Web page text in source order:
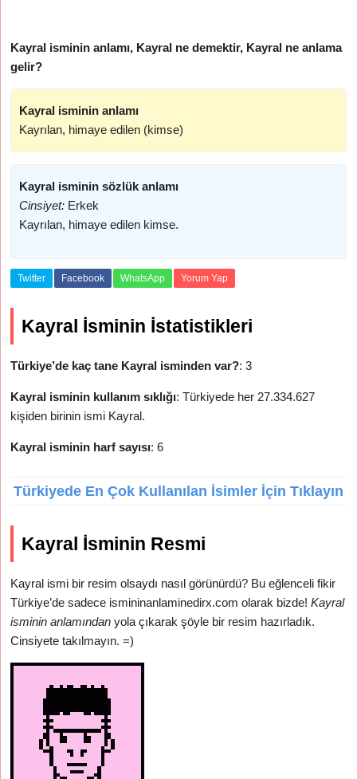
Kayral isminin anlamı, Kayral ne demektir, Kayral ne anlama
gelir?
Kayral isminin anlamı
Kayrılan, himaye edilen (kimse)
Kayral isminin sözlük anlamı
Cinsiyet: Erkek
Kayrılan, himaye edilen kimse.
Twitter Facebook WhatsApp Yorum Yap
Kayral İsminin İstatistikleri
Türkiye’de kaç tane Kayral isminden var?: 3
Kayral isminin kullanım sıklığı: Türkiyede her 27.334.627
kişiden birinin ismi Kayral.
Kayral isminin harf sayısı: 6
Türkiyede En Çok Kullanılan İsimler İçin Tıklayın
Kayral İsminin Resmi
Kayral ismi bir resim olsaydı nasıl görünürdü? Bu eğlenceli fikir
Türkiye’de sadece ismininanlaminedirx.com olarak bizde!Kayral
isminin anlamından yola çıkarak şöyle bir resim hazırladık.
Cinsiyete takılmayın. =)